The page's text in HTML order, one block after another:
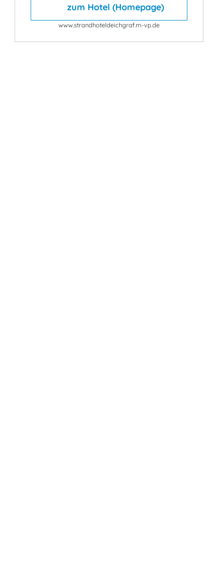
zum Hotel (Homepage)
www.strandhoteldeichgraf.m-vp.de